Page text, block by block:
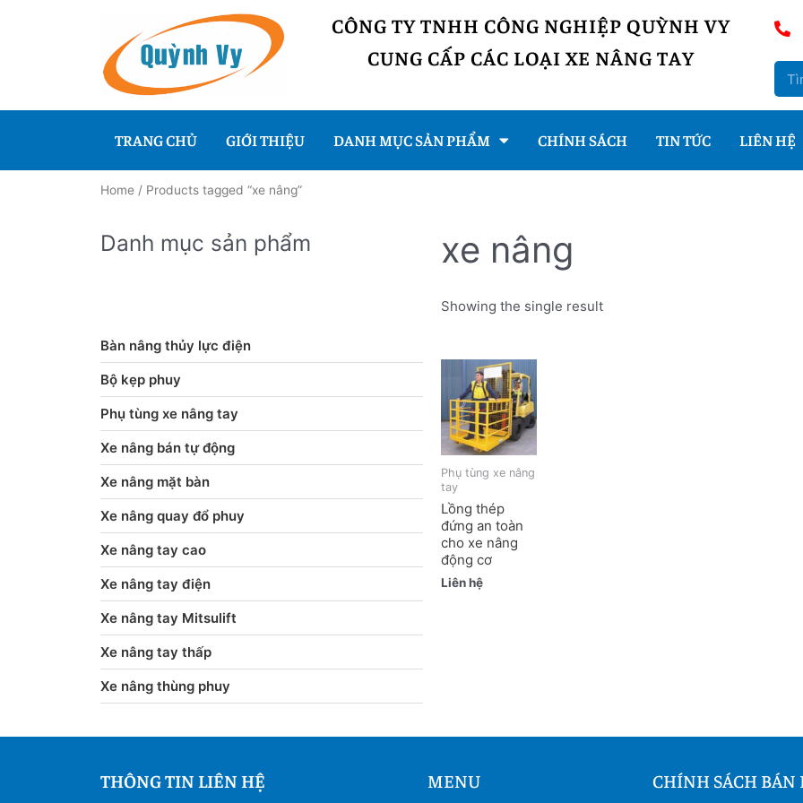
CÔNG TY TNHH CÔNG NGHIỆP QUỲNH VY
CUNG CẤP CÁC LOẠI XE NÂNG TAY
TRANG CHỦ GIỚI THIỆU DANH MỤC SẢN PHẨM CHÍNH SÁCH TIN TỨC LIÊN HỆ
Home / Products tagged “xe nâng”
Danh mục sản phẩm
Bàn nâng thủy lực điện
Bộ kẹp phuy
Phụ tùng xe nâng tay
Xe nâng bán tự động
Xe nâng mặt bàn
Xe nâng quay đổ phuy
Xe nâng tay cao
Xe nâng tay điện
Xe nâng tay Mitsulift
Xe nâng tay thấp
Xe nâng thùng phuy
xe nâng
Showing the single result
Phụ tùng xe nâng
tay
Lồng thép
đứng an toàn
cho xe nâng
động cơ
Liên hệ
THÔNG TIN LIÊN HỆ MENU CHÍNH SÁCH BÁN